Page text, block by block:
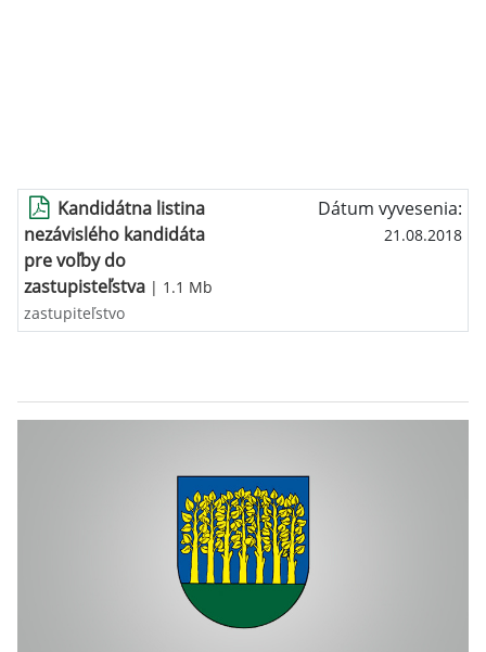
Kandidátna listina
nezávislého kandidáta
pre voľby do
zastupisteľstva | 1.1 Mb
Dátum vyvesenia:
21.08.2018
zastupiteľstvo